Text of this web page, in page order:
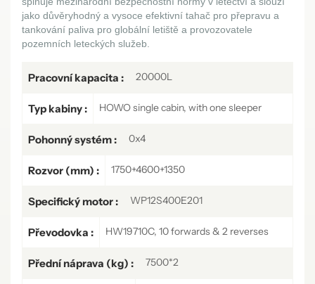
jako důvěryhodný a vysoce efektivní tahač pro přepravu a
tankování paliva pro globální letiště a provozovatele
pozemních leteckých služeb.
Pracovní kapacita : 20000L
Typ kabiny : HOWO single cabin, with one sleeper
Pohonný systém : 0x4
Rozvor (mm) : 1750+4600+1350
Specifický motor : WP12S400E201
Převodovka : HW19710C, 10 forwards & 2 reverses
Přední náprava (kg) : 7500*2